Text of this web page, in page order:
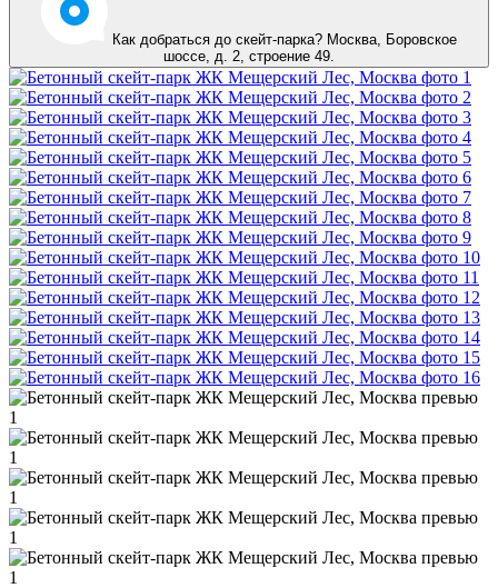
Как добраться до скейт-парка? Москва, Боровское
шоссе, д. 2, строение 49.